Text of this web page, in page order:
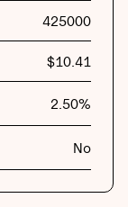
425000
$10.41
2.50%
No